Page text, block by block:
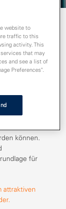
und
können.
für
attraktiven
website to
traffic to this
activity. This
that may
and see a list of
Preferences".